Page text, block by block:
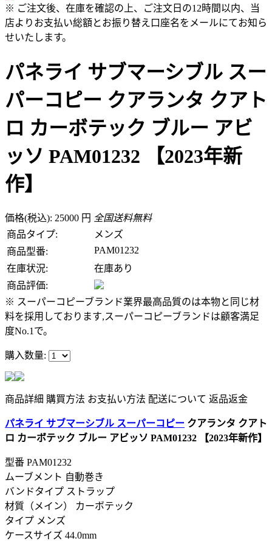
※ ご注文後、在庫を確認の上、ご注文日の12時間以内、当
店よりお支払い総額とお振り替え口座名をメールにてお知ら
せいたします。
パネライ サブマーシブル スー
パーコピー クアランタ クアト
ロ カーボテック ブルー アビ
ッソ PAM01232 【2023年新
作】
価格(税込): 25000 円 全国送料無料
商品タイプ:
メンズ
商品型番:
PAM01232
在庫状況:
在庫あり
商品評価:
※ スーパーコピーブランド業界最高品質のは本物と同じ材
料を採用しております,スーパーコピーブランドは顧客満足
度No.1で。
購入数量:
商品詳細 購買方法 お支払い方法 配送について 返品返金
パネライ サブマーシブル スーパーコピー クアランタ クアト
ロ カーボテック ブルー アビッソ PAM01232 【2023年新作】
型番 PAM01232
ムーブメント 自動巻き
バンドタイプ ストラップ
材質（メイン） カーボテック
タイプ メンズ
ケースサイズ 44.0mm